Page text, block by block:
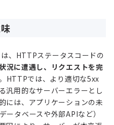
HTTPステータスコードの
況に遭遇し、リクエストを完
HTTPでは、より適切な5xx
汎用的なサーバーエラーとし
には、アプリケーションの未
ータベースや外部APIなど）